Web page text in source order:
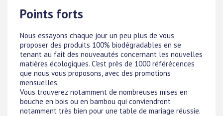
Points forts
Nous essayons chaque jour un peu plus de vous
proposer des produits 100% biodégradables en se
tenant au fait des nouveautés concernant les nouvelles
matières écologiques. C'est près de 1000 référécences
que nous vous proposons, avec des promotions
mensuelles.
Vous trouverez notamment de nombreuses mises en
bouche en bois ou en bambou qui conviendront
notamment très bien pour une table de mariage réussie.